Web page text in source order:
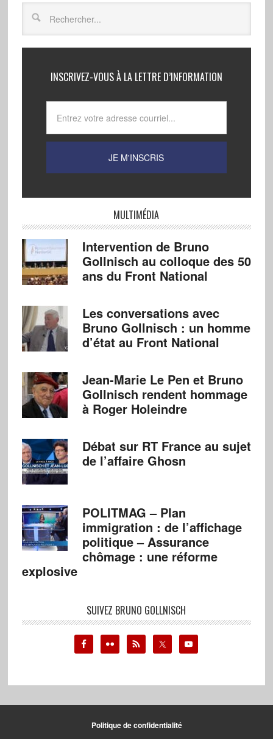
INSCRIVEZ-VOUS À LA LETTRE D’INFORMATION
MULTIMÉDIA
Intervention de Bruno
Gollnisch au colloque des 50
ans du Front National
Les conversations avec
Bruno Gollnisch : un homme
d’état au Front National
Jean-Marie Le Pen et Bruno
Gollnisch rendent hommage
à Roger Holeindre
Débat sur RT France au sujet
de l’affaire Ghosn
POLITMAG – Plan
immigration : de l’affichage
politique – Assurance
chômage : une réforme
explosive
SUIVEZ BRUNO GOLLNISCH
Politique de confidentialité